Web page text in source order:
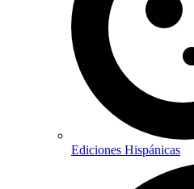
Ediciones Hispánicas